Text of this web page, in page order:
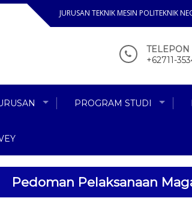
JURUSAN TEKNIK MESIN POLITEKNIK
TELEPON
+62711-
PROGRAM STUDI
Pedoman Pelaksanaan